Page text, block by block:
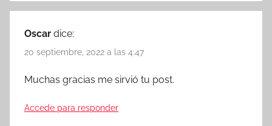
Oscar dice:
20 septiembre, 2022 a las 4:47
Muchas gracias me sirvió tu post.
Accede para responder